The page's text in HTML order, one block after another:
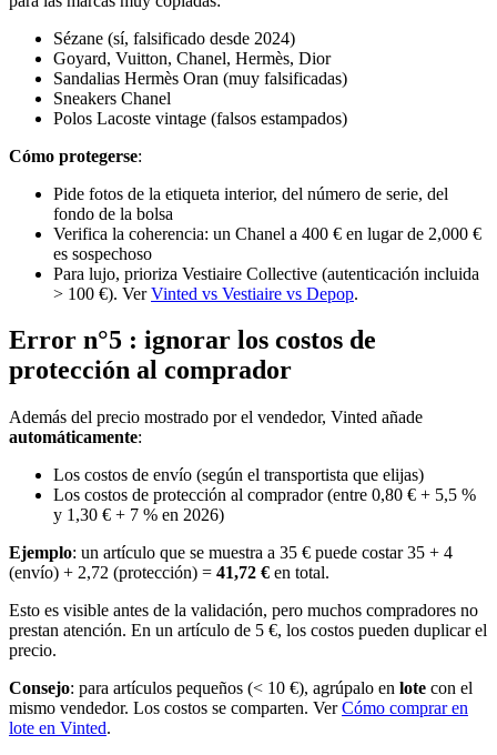
Sézane (sí, falsificado desde 2024)
Goyard, Vuitton, Chanel, Hermès, Dior
Sandalias Hermès Oran (muy falsificadas)
Sneakers Chanel
Polos Lacoste vintage (falsos estampados)
Cómo protegerse:
Pide fotos de la etiqueta interior, del número de serie, del
fondo de la bolsa
Verifica la coherencia: un Chanel a 400 € en lugar de 2,000 €
es sospechoso
Para lujo, prioriza Vestiaire Collective (autenticación incluida
> 100 €). VerVinted vs Vestiaire vs Depop.
Error n°5 : ignorar los costos de
protección al comprador
Además del precio mostrado por el vendedor, Vinted añade
automáticamente:
Los costos de envío (según el transportista que elijas)
Los costos de protección al comprador (entre 0,80 € + 5,5 %
y 1,30 € + 7 % en 2026)
Ejemplo: un artículo que se muestra a 35 € puede costar 35 + 4
(envío) + 2,72 (protección) = 41,72 € en total.
Esto es visible antes de la validación, pero muchos compradores no
prestan atención. En un artículo de 5 €, los costos pueden duplicar el
precio.
Consejo: para artículos pequeños (< 10 €), agrúpalo en lote con el
mismo vendedor. Los costos se comparten. VerCómo comprar en
lote en Vinted.